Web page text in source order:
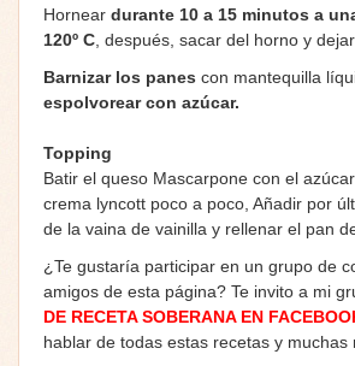
Hornear durante 10 a 15 minutos a
120º C , después, sacar del horno y
Barnizar los panes con mantequilla
espolvorear con azúcar.
Topping
Batir el queso Mascarpone con el
crema lyncott poco a poco, Añadir por
de la vaina de vainilla y rellenar el pan
¿Te gustaría participar en un grupo de
amigos de esta página? Te invito a mi
DE RECETA SOBERANA EN
hablar de todas estas recetas y muchas